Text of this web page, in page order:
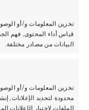
تخزين المعلومات و/أو
قياس أداء المحتوى, فهم
البيانات من مصادر مختلفة.
تخزين المعلومات و/أو
محدودة لتحديد الإعلانات,
الملفات لاختيار